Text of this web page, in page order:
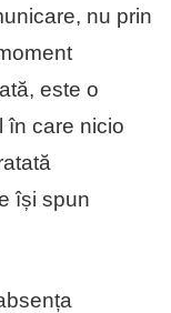
nu prin
este o
în care nicio
își spun